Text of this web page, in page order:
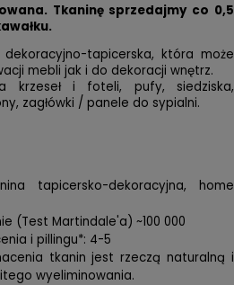
Tkaninę sprzedajmy co 0,5
tapicerska, która może
mebli jak i do dekoracji wnętrz.
krzeseł i foteli, pufy, siedziska,
zagłówki / panele do sypialni.
tapicersko-dekoracyjna, home
(Test Martindale'a) ~100 000
i pillingu*: 4-5
tkanin jest rzeczą naturalną i
wyeliminowania.